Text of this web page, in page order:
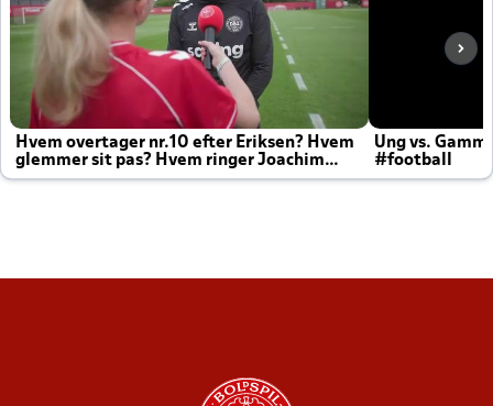
Hvem overtager nr.10 efter Eriksen? Hvem
glemmer sit pas? Hvem ringer Joachim
altid til efter kampe?
Ung vs.
#football